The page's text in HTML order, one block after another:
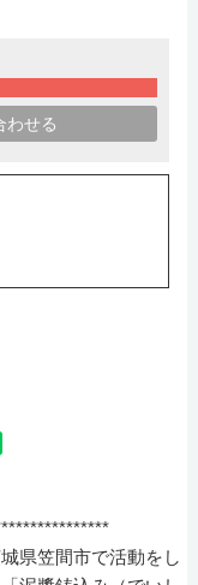
わせる
県笠間市で活動をし